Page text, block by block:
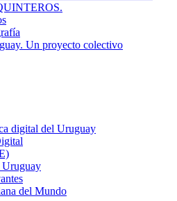
Un proyecto colectivo
digital del Uruguay
del Mundo